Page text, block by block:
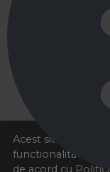
Acest site
functionalitatea
de acord cu